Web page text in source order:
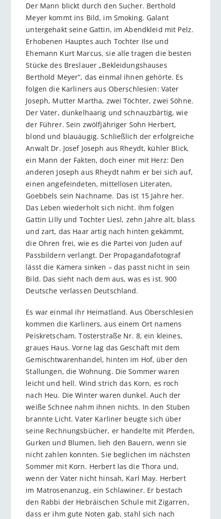
Der Mann blickt durch den Sucher. Berthold
Meyer kommt ins Bild, im Smoking. Galant
untergehakt seine Gattin, im Abendkleid mit Pelz.
Erhobenen Hauptes auch Tochter Ilse und
Ehemann Kurt Marcus, sie alle tragen die besten
Stücke des Breslauer „Bekleidungshauses
Berthold Meyer“, das einmal ihnen gehörte. Es
folgen die Karliners aus Oberschlesien: Vater
Joseph, Mutter Martha, zwei Töchter, zwei Söhne.
Der Vater, dunkelhaarig und schnauzbärtig, wie
der Führer. Sein zwölfjähriger Sohn Herbert,
blond und blauäugig. Schließlich der erfolgreiche
Anwalt Dr. Josef Joseph aus Rheydt, kühler Blick,
ein Mann der Fakten, doch einer mit Herz: Den
anderen Joseph aus Rheydt nahm er bei sich auf,
einen angefeindeten, mittellosen Literaten,
Goebbels sein Nachname. Das ist 15 Jahre her.
Das Leben wiederholt sich nicht. Ihm folgen
Gattin Lilly und Tochter Liesl, zehn Jahre alt, blass
und zart, das Haar artig nach hinten gekämmt,
die Ohren frei, wie es die Partei von Juden auf
Passbildern verlangt. Der Propagandafotograf
lässt die Kamera sinken – das passt nicht in sein
Bild. Das sieht nach dem aus, was es ist. 900
Deutsche verlassen Deutschland.
Es war einmal ihr Heimatland. Aus Oberschlesien
kommen die Karliners, aus einem Ort namens
Peiskretscham. Tosterstraße Nr. 8, ein kleines,
graues Haus. Vorne lag das Geschäft mit dem
Gemischtwarenhandel, hinten im Hof, über den
Stallungen, die Wohnung. Die Sommer waren
leicht und hell. Wind strich das Korn, es roch
nach Heu. Die Winter waren dunkel. Auch der
weiße Schnee nahm ihnen nichts. In den Stuben
brannte Licht. Vater Karliner beugte sich über
seine Rechnungsbücher, er handelte mit Pferden,
Gurken und Blumen, lieh den Bauern, wenn sie
nicht zahlen konnten. Sie beglichen im nächsten
Sommer mit Korn. Herbert las die Thora und,
wenn der Vater nicht hinsah, Karl May. Herbert
im Matrosenanzug, ein Schlawiner. Er bestach
den Rabbi der Hebräischen Schule mit Zigarren,
dass er ihm gute Noten gab, stahl sich nach